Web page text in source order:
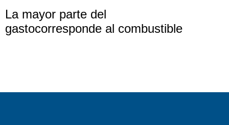
La mayor parte del
gastocorresponde al combustible